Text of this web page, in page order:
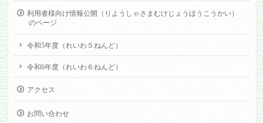
利用者様向け情報公開（りようしゃさまむけじょうほうこうかい）
のページ
令和5年度（れいわ５ねんど）
令和6年度（れいわ６ねんど）
アクセス
お問い合わせ